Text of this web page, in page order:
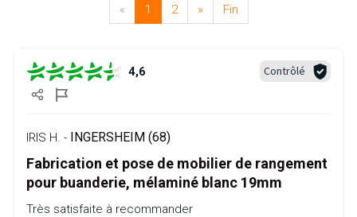
« 1 2 » Fin
4,6 Contrôlé
IRIS H. - INGERSHEIM (68)
Fabrication et pose de mobilier de rangement
pour buanderie, mélaminé blanc 19mm
Très satisfaite à recommander